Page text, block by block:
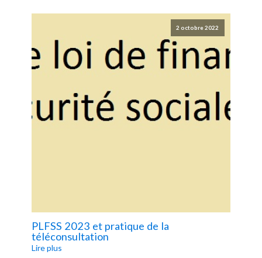
2 octobre 2022
PLFSS 2023 et pratique de la
téléconsultation
Lire plus